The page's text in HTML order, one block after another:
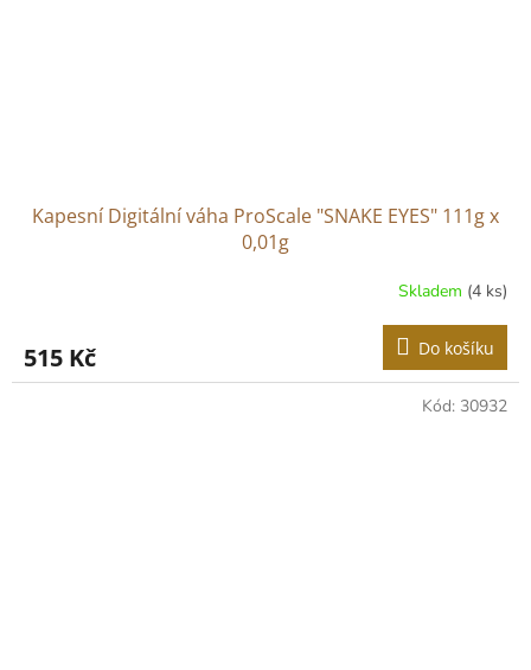
Kapesní Digitální váha ProScale "SNAKE EYES" 111g x
0,01g
Skladem (4 ks)
515 Kč Do košíku
Kód: 30932